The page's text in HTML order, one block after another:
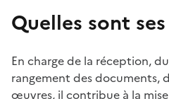
Quelles sont
En charge de la réception,
rangement des documents,
œuvres, il contribue à la